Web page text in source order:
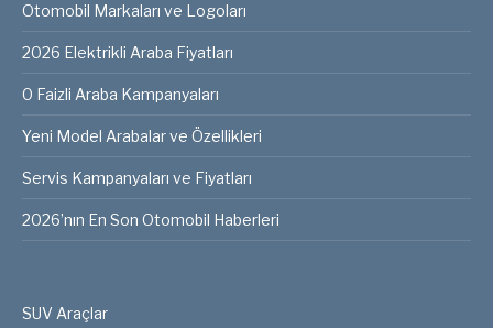
Otomobil Markaları ve Logoları
2026 Elektrikli Araba Fiyatları
0 Faizli Araba Kampanyaları
Yeni Model Arabalar ve Özellikleri
Servis Kampanyaları ve Fiyatları
2026’nın En Son Otomobil Haberleri
SUV Araçlar